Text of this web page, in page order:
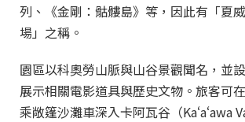
列、《金剛：骷髏島》等，因此有「夏
場」之稱。
園區以科奧勞山脈與山谷景觀聞名，並
展示相關電影道具與歷史文物。旅客可
乘敞篷沙灘車深入卡阿瓦谷（Kaʻaʻawa